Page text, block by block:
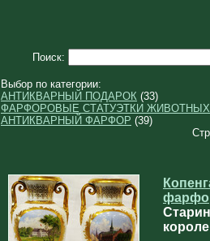
Поиск:
Выбор по категории:
АНТИКВАРНЫЙ ПОДАРОК (33)
ФАРФОРОВЫЕ СТАТУЭТКИ ЖИВОТНЫХ
АНТИКВАРНЫЙ ФАРФОР (39)